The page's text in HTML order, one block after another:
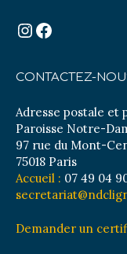
Instagram
Facebook
CONTACTEZ-
Adresse postale et
Paroisse Notre-
97 rue du Mont-
75018 Paris
Accueil : 07 49 04
Demander un